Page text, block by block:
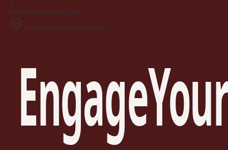
3
Push Delivered within 24h
GoDaddy-protected checkout